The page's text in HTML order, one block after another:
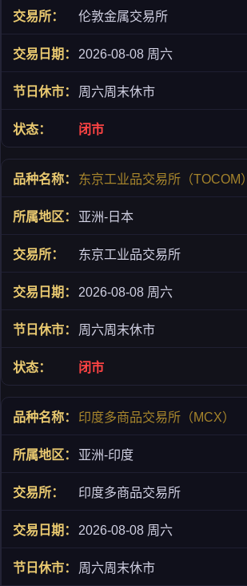
伦敦金属交易所
2026-08-08 周六
周六周末休市
闭市
东京工业品交易所（TOCOM）
亚洲-日本
东京工业品交易所
2026-08-08 周六
周六周末休市
闭市
印度多商品交易所（MCX）
亚洲-印度
印度多商品交易所
2026-08-08 周六
周六周末休市